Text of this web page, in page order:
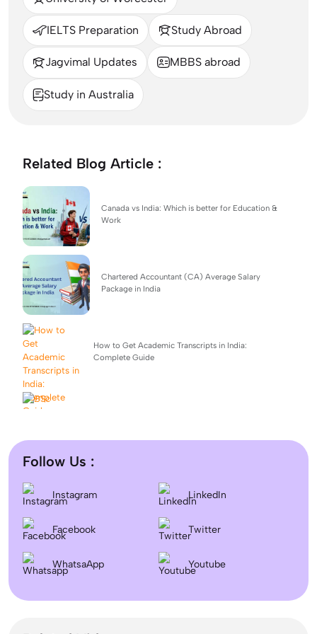
IELTS Preparation Study Abroad
Jagvimal Updates MBBS abroad
Study in Australia
Related Blog Article :
Canada vs India: Which is better for Education &
Work
Chartered Accountant (CA) Average Salary
Package in India
How to Get Academic Transcripts in India:
Complete Guide
Difference between DNB and MD/MS? Which degree
is better?
Dentistry In the UK 2026: Eligibility, Fees, Top
Colleges & Admission
Follow Us :
Instagram LinkedIn
Facebook Twitter
WhatsaApp Youtube